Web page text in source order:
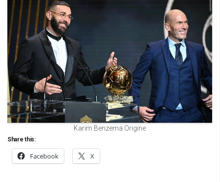
Karim Benzema Origine
Share this:
Facebook X